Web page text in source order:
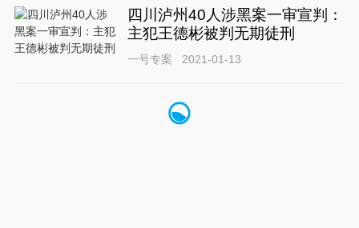
四川泸州40人涉黑案一审宣判：
主犯王德彬被判无期徒刑
一号专案 2021-01-13